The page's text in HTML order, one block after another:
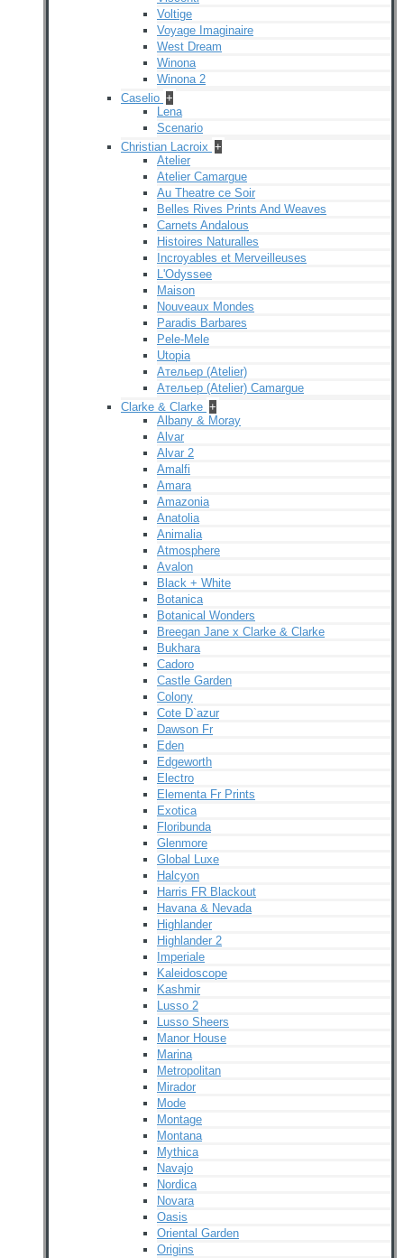
Voltige
Voyage Imaginaire
West Dream
Winona
Winona 2
Caselio +
Lena
Scenario
Christian Lacroix +
Atelier
Atelier Camargue
Au Theatre ce Soir
Belles Rives Prints And Weaves
Carnets Andalous
Histoires Naturalles
Incroyables et Merveilleuses
L'Odyssee
Maison
Nouveaux Mondes
Paradis Barbares
Pele-Mele
Utopia
Ательер (Atelier)
Ательер (Atelier) Camargue
Clarke & Clarke +
Albany & Moray
Alvar
Alvar 2
Amalfi
Amara
Amazonia
Anatolia
Animalia
Atmosphere
Avalon
Black + White
Botanica
Botanical Wonders
Breegan Jane x Clarke & Clarke
Bukhara
Cadoro
Castle Garden
Colony
Cote D`azur
Dawson Fr
Eden
Edgeworth
Electro
Elementa Fr Prints
Exotica
Floribunda
Glenmore
Global Luxe
Halcyon
Harris FR Blackout
Havana & Nevada
Highlander
Highlander 2
Imperiale
Kaleidoscope
Kashmir
Lusso 2
Lusso Sheers
Manor House
Marina
Metropolitan
Mirador
Mode
Montage
Montana
Mythica
Navajo
Nordica
Novara
Oasis
Oriental Garden
Origins